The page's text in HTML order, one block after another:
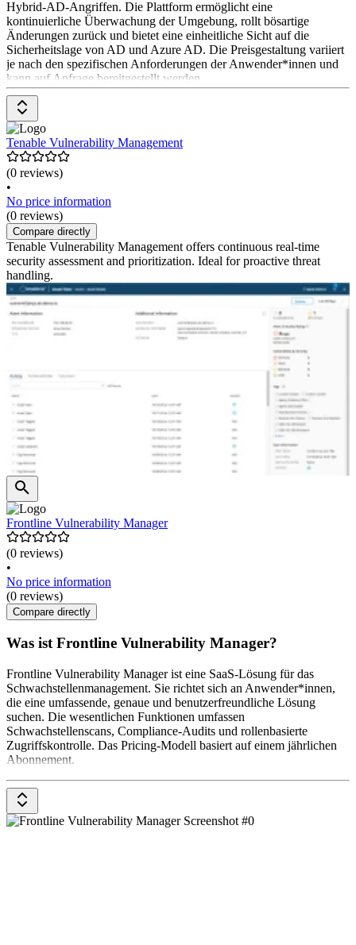
Hybrid-AD-Angriffen. Die Plattform ermöglicht eine
kontinuierliche Überwachung der Umgebung, rollt bösartige
Änderungen zurück und bietet eine einheitliche Sicht auf die
Sicherheitslage von AD und Azure AD. Die Preisgestaltung variiert
je nach den spezifischen Anforderungen der Anwender*innen und
kann auf Anfrage bereitgestellt werden.
Tenable Vulnerability Management
(0 reviews)
•
No price information
(0 reviews)
Compare directly
Tenable Vulnerability Management offers continuous real-time
security assessment and prioritization. Ideal for proactive threat
handling.
Frontline Vulnerability Manager
(0 reviews)
•
No price information
(0 reviews)
Compare directly
Was ist Frontline Vulnerability Manager?
Frontline Vulnerability Manager ist eine SaaS-Lösung für das
Schwachstellenmanagement. Sie richtet sich an Anwender*innen,
die eine umfassende, genaue und benutzerfreundliche Lösung
suchen. Die wesentlichen Funktionen umfassen
Schwachstellenscans, Compliance-Audits und rollenbasierte
Zugriffskontrolle. Das Pricing-Modell basiert auf einem jährlichen
Abonnement.